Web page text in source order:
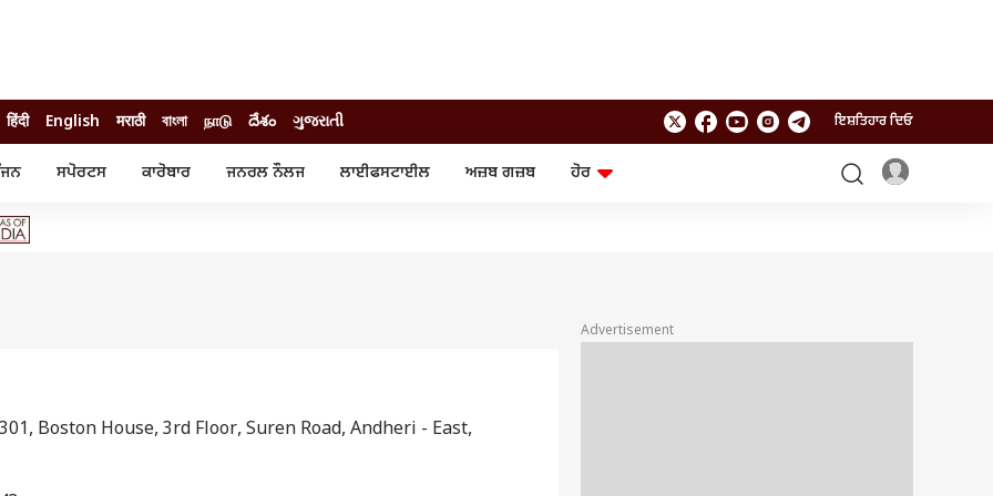
हिंदी English मराठी বাংলা நாடு దేశం ગુજરાતી ਇਸ਼ਤਿਹਾਰ ਦਿਓ
ਸਪੋਰਟਸ ਕਾਰੋਬਾਰ ਜਨਰਲ ਨੌਲਜ ਲਾਈਫਸਟਾਈਲ ਅਜ਼ਬ ਗਜ਼ਬ
ਹੋਰ
301, Boston House, 3rd Floor, Suren Road, Andheri - East,
Advertisement